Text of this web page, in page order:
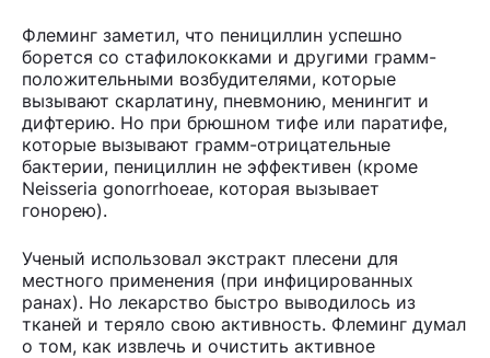
Флеминг заметил, что пенициллин успешно
борется со стафилококками и другими грамм-
положительными возбудителями, которые
вызывают скарлатину, пневмонию, менингит и
дифтерию. Но при брюшном тифе или паратифе,
которые вызывают грамм-отрицательные
бактерии, пенициллин не эффективен (кроме
Neisseria gonorrhoeae, которая вызывает
гонорею).
Ученый использовал экстракт плесени для
местного применения (при инфицированных
ранах). Но лекарство быстро выводилось из
тканей и теряло свою активность. Флеминг думал
о том, как извлечь и очистить активное